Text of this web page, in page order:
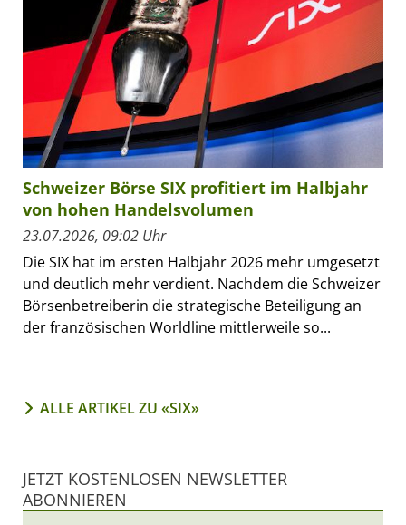
Schweizer Börse SIX profitiert im Halbjahr
von hohen Handelsvolumen
23.07.2026, 09:02 Uhr
Die SIX hat im ersten Halbjahr 2026 mehr umgesetzt
und deutlich mehr verdient. Nachdem die Schweizer
Börsenbetreiberin die strategische Beteiligung an
der französischen Worldline mittlerweile so...
ALLE ARTIKEL ZU «SIX»
JETZT KOSTENLOSEN NEWSLETTER
ABONNIEREN